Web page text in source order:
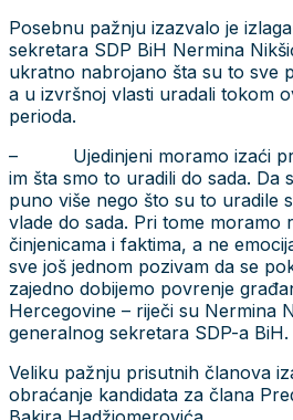
Posebnu pažnju izazvalo je
sekretara SDP BiH Nermina
ukratno nabrojano šta su to sve
a u izvršnoj vlasti uradali tokom
perioda.
– Ujedinjeni moramo izaći
im šta smo to uradili do sada. Da
puno više nego što su to uradile
vlade do sada. Pri tome moramo
činjenicama i faktima, a ne
sve još jednom pozivam da se
zajedno dobijemo povrenje
Hercegovine – riječi su Nermina
generalnog sekretara SDP-a BiH.
Veliku pažnju prisutnih članova
obraćanje kandidata za člana